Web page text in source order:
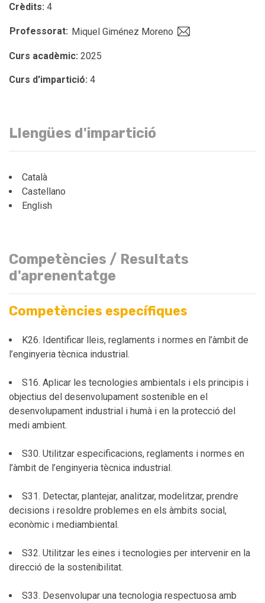
Crèdits: 4
Professorat: Miquel Giménez Moreno
Curs acadèmic: 2025
Curs d'impartició: 4
Llengües d'impartició
Català
Castellano
English
Competències / Resultats
d'aprenentatge
Competències específiques
K26. Identificar lleis, reglaments i normes en l’àmbit de
l’enginyeria tècnica industrial.
S16. Aplicar les tecnologies ambientals i els principis i
objectius del desenvolupament sostenible en el
desenvolupament industrial i humà i en la protecció del
medi ambient.
S30. Utilitzar especificacions, reglaments i normes en
l’àmbit de l’enginyeria tècnica industrial.
S31. Detectar, plantejar, analitzar, modelitzar, prendre
decisions i resoldre problemes en els àmbits social,
econòmic i mediambiental.
S32. Utilitzar les eines i tecnologies per intervenir en la
direcció de la sostenibilitat.
S33. Desenvolupar una tecnologia respectuosa amb